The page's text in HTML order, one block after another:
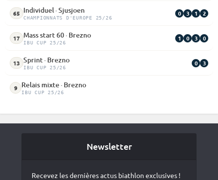
65 Individuel · Sjusjoen
CHAMPIONNATS D'EUROPE 25/26
0 3 1 2
17 Mass start 60 · Brezno
IBU CUP 25/26
1 0 3 0
13 Sprint · Brezno
IBU CUP 25/26
0 3
9 Relais mixte · Brezno
IBU CUP 25/26
Newsletter
Recevez les dernières actus biathlon exclusives !